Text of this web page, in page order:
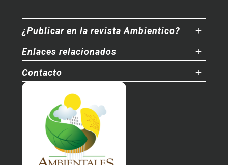
¿Publicar en la revista Ambientico?
Enlaces relacionados
Contacto